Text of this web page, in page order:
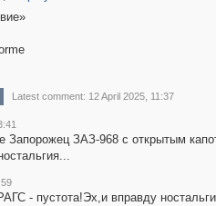
Latest comment: 12 April 2025, 11:37
Запорожец ЗАЗ-968 c открытым
- пустота!Эх,и вправду